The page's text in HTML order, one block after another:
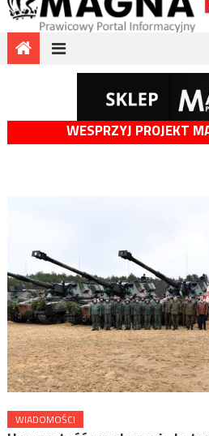
WESPRZYJ PROJEKT
WIADOMOŚCI